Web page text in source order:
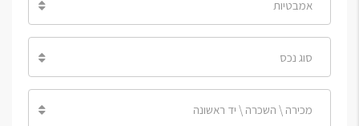
אמבטיות
סוג נכס
מכירה \ השכרה \ יד ראשונה